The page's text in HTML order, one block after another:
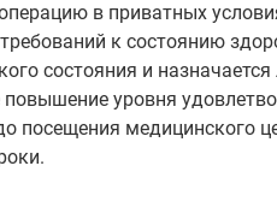
в приватных
к состоянию
состояния и
уровня
посещения медицинского